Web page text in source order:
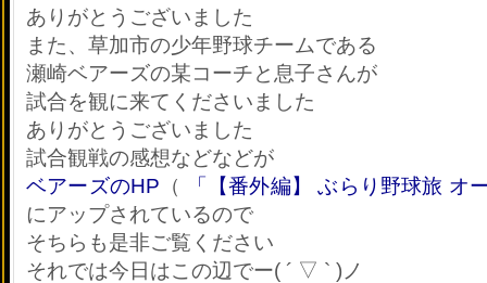
ありがとうございました
また、草加市の少年野球チームである
瀬崎ベアーズの某コーチと息子さんが
試合を観に来てくださいました
ありがとうございました
試合観戦の感想などなどが
ベアーズのHP （
「【番外編】 ぶらり野球旅 オ
にアップされているので
そちらも是非ご覧ください
それでは今日はこの辺でー( ´ ▽ ` )ノ